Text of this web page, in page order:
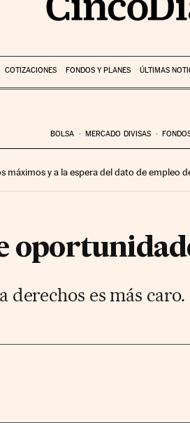
COTIZACIONES FONDOS Y PLANES ÚLTIMAS
BOLSA MERCADO DIVISAS
y a la espera del dato de empleo
es más caro.